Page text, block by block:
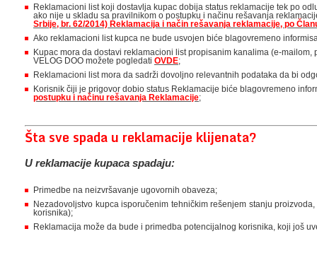
Reklamacioni list koji dostavlja kupac dobija status reklamacije tek po
ako nije u skladu sa pravilnikom o postupku i načinu rešavanja
Srbije, br. 62/2014) Reklamacija i način rešavanja reklamacije, po
Ako reklamacioni list kupca ne bude usvojen biće blagovremeno
Kupac mora da dostavi reklamacioni list propisanim kanalima (e-
VELOG DOO možete pogledati OVDE;
Reklamacioni list mora da sadrži dovoljno relevantnih podataka da bi
Korisnik čiji je prigovor dobio status Reklamacije biće blagovremeno
postupku i načinu rešavanja Reklamacije;
Šta sve spada u reklamacije klijenata?
U reklamacije kupaca spadaju:
Primedbe na neizvršavanje ugovornih obaveza;
Nezadovoljstvo kupca isporučenim tehničkim rešenjem stanju
korisnika);
Reklamacija može da bude i primedba potencijalnog korisnika, koji još